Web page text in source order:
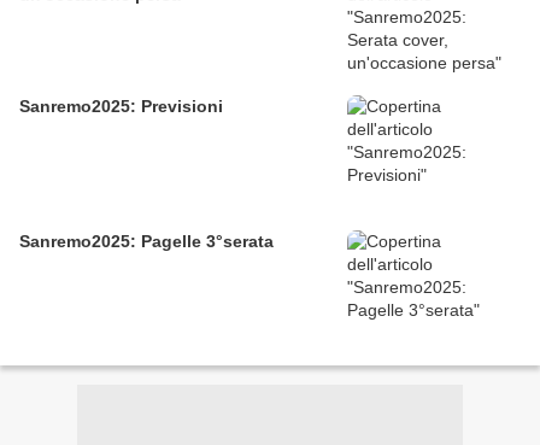
Sanremo2025: Previsioni
Sanremo2025: Pagelle 3°serata